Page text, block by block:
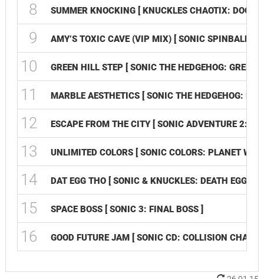
8 SUMMER KNOCKING [ KNUCKLES CHAOTIX: DOOR
9 AMY’S TOXIC CAVE (VIP MIX) [ SONIC SPINBALL:
10 GREEN HILL STEP [ SONIC THE HEDGEHOG: GREEN
11 MARBLE AESTHETICS [ SONIC THE HEDGEHOG:
12 ESCAPE FROM THE CITY [ SONIC ADVENTURE 2:
13 UNLIMITED COLORS [ SONIC COLORS: PLANET
14 DAT EGG THO [ SONIC & KNUCKLES: DEATH EGG
15 SPACE BOSS [ SONIC 3: FINAL BOSS ]
16 GOOD FUTURE JAM [ SONIC CD: COLLISION CHAOS ]